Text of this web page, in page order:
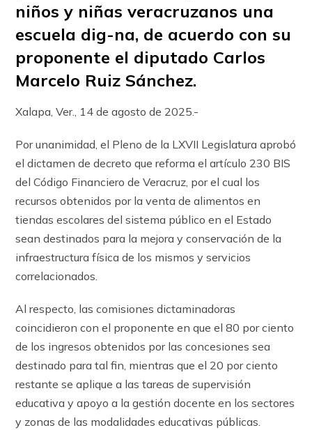
niños y niñas veracruzanos una
escuela dig-na, de acuerdo con su
proponente el diputado Carlos
Marcelo Ruiz Sánchez.
Xalapa, Ver., 14 de agosto de 2025.-
Por unanimidad, el Pleno de la LXVII Legislatura aprobó
el dictamen de decreto que reforma el artículo 230 BIS
del Código Financiero de Veracruz, por el cual los
recursos obtenidos por la venta de alimentos en
tiendas escolares del sistema público en el Estado
sean destinados para la mejora y conservación de la
infraestructura física de los mismos y servicios
correlacionados.
Al respecto, las comisiones dictaminadoras
coincidieron con el proponente en que el 80 por ciento
de los ingresos obtenidos por las concesiones sea
destinado para tal fin, mientras que el 20 por ciento
restante se aplique a las tareas de supervisión
educativa y apoyo a la gestión docente en los sectores
y zonas de las modalidades educativas públicas.